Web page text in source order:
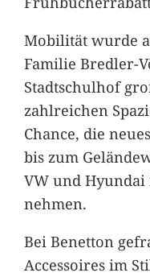
Mobilität wurde
Familie Bredler-
Stadtschulhof
zahlreichen
Chance, die
bis zum
VW und
nehmen.
Bei Benetton
Accessoires im